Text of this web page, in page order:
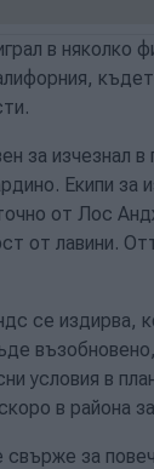
в няколко
за изчезнал
Екипи за
от Лос
от лавини.
се издирва,
условия в
в района
свърже за